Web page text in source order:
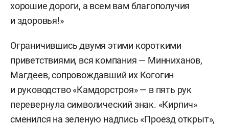
хорошие дороги, а всем вам благополучия
и здоровья!»
Ограничившись двумя этими короткими
приветствиями, вся компания — Минниханов,
Магдеев, сопровождавший их Когогин
и руководство «Камдорстроя» — в пять рук
перевернула символический знак. «Кирпич»
сменился на зеленую надпись «Проезд открыт»,